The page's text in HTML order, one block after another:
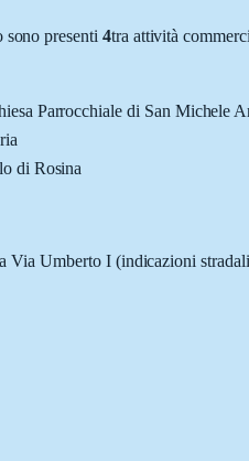
sono presenti 4tra attività
Parrocchiale di San Michele
di Rosina
Via Umberto I(indicazioni stradali